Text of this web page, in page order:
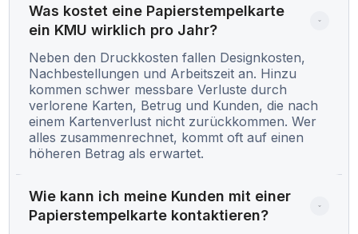
Was kostet eine Papierstempelkarte
ein KMU wirklich pro Jahr?
Neben den Druckkosten fallen Designkosten,
Nachbestellungen und Arbeitszeit an. Hinzu
kommen schwer messbare Verluste durch
verlorene Karten, Betrug und Kunden, die nach
einem Kartenverlust nicht zurückkommen. Wer
alles zusammenrechnet, kommt oft auf einen
höheren Betrag als erwartet.
Wie kann ich meine Kunden mit einer
Papierstempelkarte kontaktieren?